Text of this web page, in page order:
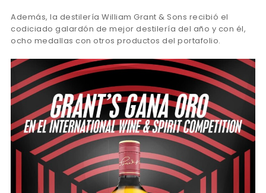
Además, la destilería William Grant & Sons recibió el
codiciado galardón de mejor destilería del año y con él,
ocho medallas con otros productos del portafolio.